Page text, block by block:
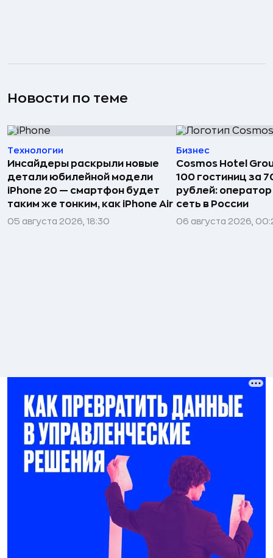
Новости по теме
Технологии
Инсайдеры раскрыли новые
детали юбилейной модели
iPhone 20 — смартфон будет
таким же тонким, как iPhone Air
05 августа 2026, 18:30
Бизнес
Cosmos Hotel
100 гостиниц за
рублей:
сеть в России
06 августа 2026,